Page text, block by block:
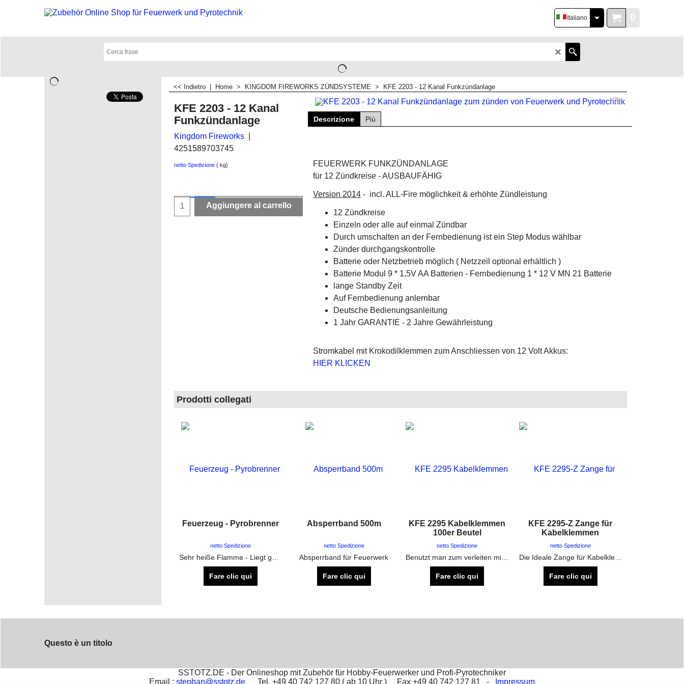
0
Italiano
<< Indietro Home > KINGDOM FIREWORKS ZÜNDSYSTEME > KFE 2203 - 12 Kanal Funkzündanlage
KFE 2203 - 12 Kanal
Funkzündanlage
Kingdom Fireworks
4251589703745
netto Spedizione kg
Aggiungere al carrello
Descrizione Più
FEUERWERK FUNKZÜNDANLAGE
für 12 Zündkreise - AUSBAUFÄHIG
Version 2014 - incl. ALL-Fire möglichkeit & erhöhte Zündleistung
12 Zündkreise
Einzeln oder alle auf einmal Zündbar
Durch umschalten an der Fernbedienung ist ein Step Modus wählbar
Zünder durchgangskontrolle
Batterie oder Netzbetrieb möglich ( Netzzeil optional erhältlich )
Batterie Modul 9 * 1,5V AA Batterien - Fernbedienung 1 * 12 V MN 21 Batterie
lange Standby Zeit
Auf Fernbedienung anlernbar
Deutsche Bedienungsanleitung
1 Jahr GARANTIE - 2 Jahre Gewährleistung
Stromkabel mit Krokodilklemmen zum Anschliessen von 12 Volt Akkus:
HIER KLICKEN
Prodotti collegati
Feuerzeug - Pyrobrenner
netto Spedizione
Sehr heiße Flamme - Liegt gut in der Hand - Nachfüllbar mit normalem Feuerzeuggas
Fare clic qui
Absperrband 500m
netto Spedizione
Absperrband für Feuerwerk
Fare clic qui
KFE 2295 Kabelklemmen
100er Beutel
netto Spedizione
Benutzt man zum verleiten mit Elektrozünder
Fare clic qui
KFE 2295-Z Zange für
Kabelklemmen
netto Spedizione
Die Ideale Zange für Kabelklemmen. Quetschbereich und Schneidebereich vorhanden
Fare clic qui
Questo è un titolo
SSTOTZ.DE - Der Onlineshop mit Zubehör für Hobby-Feuerwerker und Profi-Pyrotechniker
Email : stephan@sstotz.de Tel. +49 40 742 127 80 ( ab 10 Uhr ) Fax +49 40 742 127 81 - Impressum